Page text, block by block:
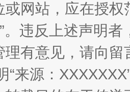
或网站，应在授
。违反上述声明
理有意见，请向
“来源：